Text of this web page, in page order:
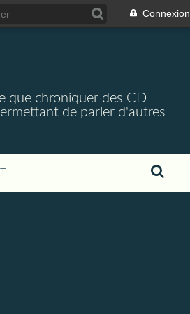
Connexion
que chroniquer des CD
de parler d'autres